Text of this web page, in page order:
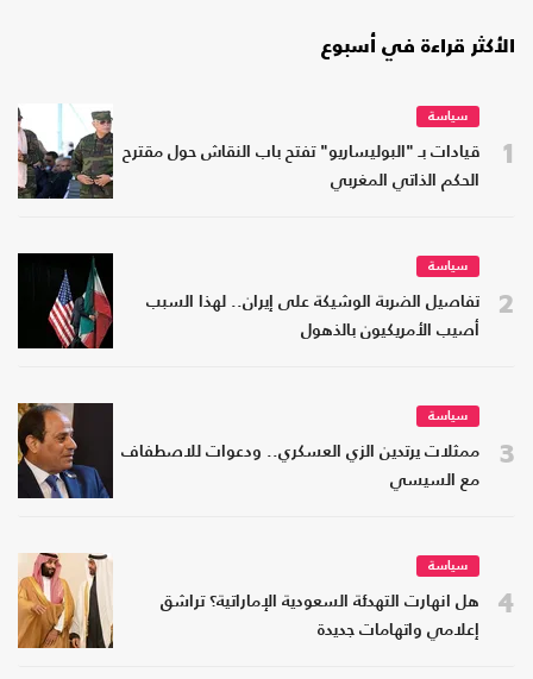
الأكثر قراءة في أسبوع
1
سياسة
قيادات بـ "البوليساريو" تفتح باب النقاش حول مقترح
الحكم الذاتي المغربي
2
سياسة
تفاصيل الضربة الوشيكة على إيران.. لهذا السبب
أصيب الأمريكيون بالذهول
3
سياسة
ممثلات يرتدين الزي العسكري.. ودعوات للاصطفاف
مع السيسي
4
سياسة
هل انهارت التهدئة السعودية الإماراتية؟ تراشق
إعلامي واتهامات جديدة